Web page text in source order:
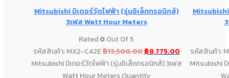
Mitsubishi มิเตอร์วัดไฟฟ้า (รุ่นอิเล็กทรอนิกส์)
3เฟส Watt Hour Meters
Rated0Out Of 5
รหัสสินค้า: MX2-C42E฿13,500.00 ฿8,775.00
Mitsubishi มิเตอร์วัดไฟฟ้า (รุ่นอิเล็กทรอนิกส์) 3เฟส
Watt Hour Meters Quantity
รหัสสินค้า:
Mitsubishi